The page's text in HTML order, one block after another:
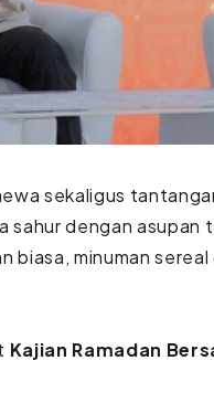
sekaligus
sahur dengan asupan
biasa, minuman
Kajian Ramadan